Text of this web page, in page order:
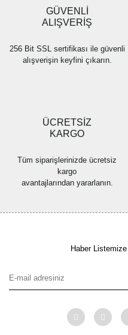
Ürün fiyatı diğer sitelerden
Bu ürüne benzer farklı
GÜVENLİ
ALIŞVERİŞ
256 Bit SSL sertifikası ile güvenli
alışverişin keyfini çıkarın.
ÜCRETSİZ
KARGO
Tüm siparişlerinizde ücretsiz
kargo
avantajlarından yararlanın.
Haber